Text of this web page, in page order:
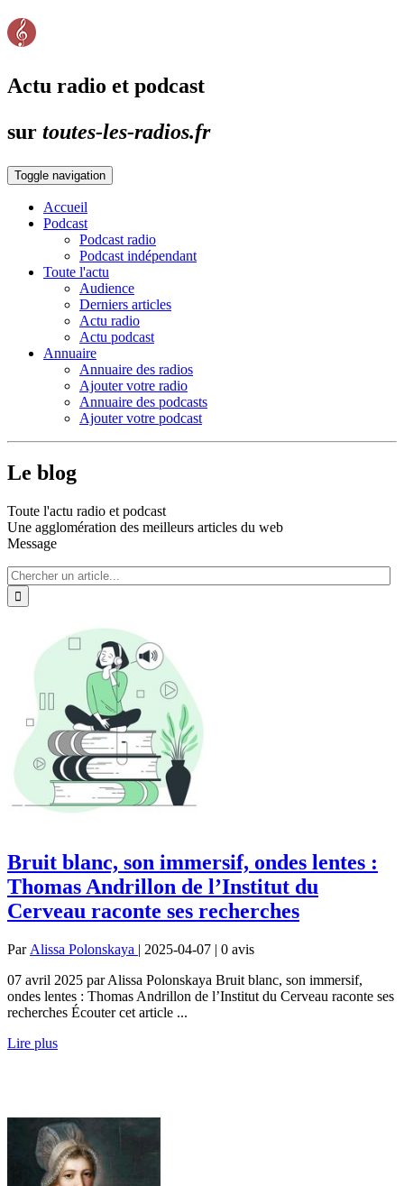
Actu radio et podcast
sur toutes-les-radios.fr
Toggle navigation
Accueil
Podcast
Podcast radio
Podcast indépendant
Toute l'actu
Audience
Derniers articles
Actu radio
Actu podcast
Annuaire
Annuaire des radios
Ajouter votre radio
Annuaire des podcasts
Ajouter votre podcast
Le blog
Toute l'actu radio et podcast
Une agglomération des meilleurs articles du web
Message
Bruit blanc, son immersif, ondes lentes :
Thomas Andrillon de l’Institut du
Cerveau raconte ses recherches
Par Alissa Polonskaya | 2025-04-07 | 0 avis
07 avril 2025 par Alissa Polonskaya Bruit blanc, son immersif,
ondes lentes : Thomas Andrillon de l’Institut du Cerveau raconte ses
recherches Écouter cet article ...
Lire plus